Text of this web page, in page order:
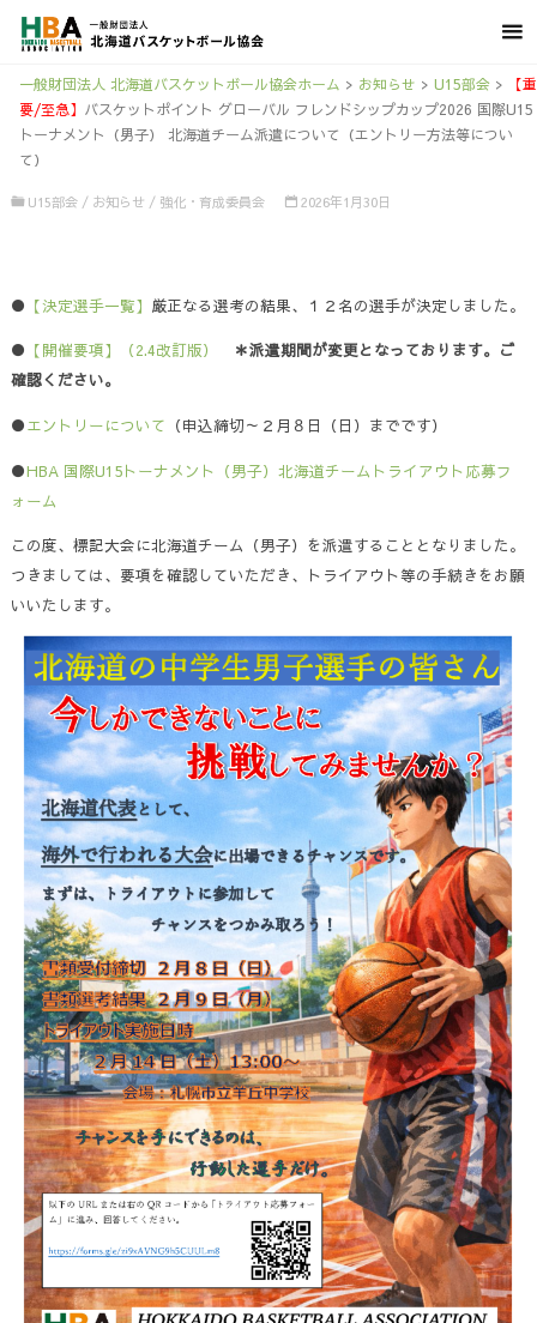
一般財団法人 北海道バスケットボール協会ホーム > お知らせ > U15部会>
【重
要/至急】 バスケットポイント グローバル フレンドシップカップ2026 国際U15
トーナメント（男子） 北海道チーム派遣について（エントリー方法等につい
て）
U15部会 / お知らせ / 強化・育成委員会 2026年1月30日
● 【決定選手一覧】 厳正なる選考の結果、１２名の選手が決定しました。
● 【開催要項】（2.4改訂版）
＊派遣期間が変更となっております。ご
確認ください。
●エントリーについて （申込締切～２月８日（日）までです）
●HBA 国際U15トーナメント（男子）北海道チームトライアウト応募フ
ォーム
この度、標記大会に北海道チーム（男子）を派遣することとなりました。
つきましては、要項を確認していただき、トライアウト等の手続きをお願
いいたします。